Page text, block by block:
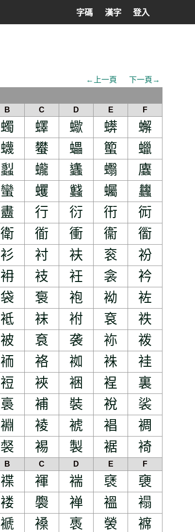
字碼 漢字 登入
←上一頁
下一頁→
B C D E F
蠋 蠌 蠍 蠎 蠏
蠛 蠜 蠝 蠞 蠟
蠫 蠬 蠭 蠮 蠯
蠻 蠼 蠽 蠾 蠿
衋 行 衍 衎 衏
衛 衜 衝 衞 衟
衫 衬 衭 衮 衯
衻 衼 衽 衾 衿
袋 袌 袍 袎 袏
袛 袜 袝 袞 袟
被 袬 袭 袮 袯
袻 袼 袽 袾 袿
裋 裌 裍 裎 裏
裛 補 裝 裞 裟
裫 裬 裭 裮 裯
裻 裼 製 裾 裿
B C D E F
褋 褌 褍 褎 褏
褛 褜 褝 褞 褟
褫 褬 褭 褮 褯